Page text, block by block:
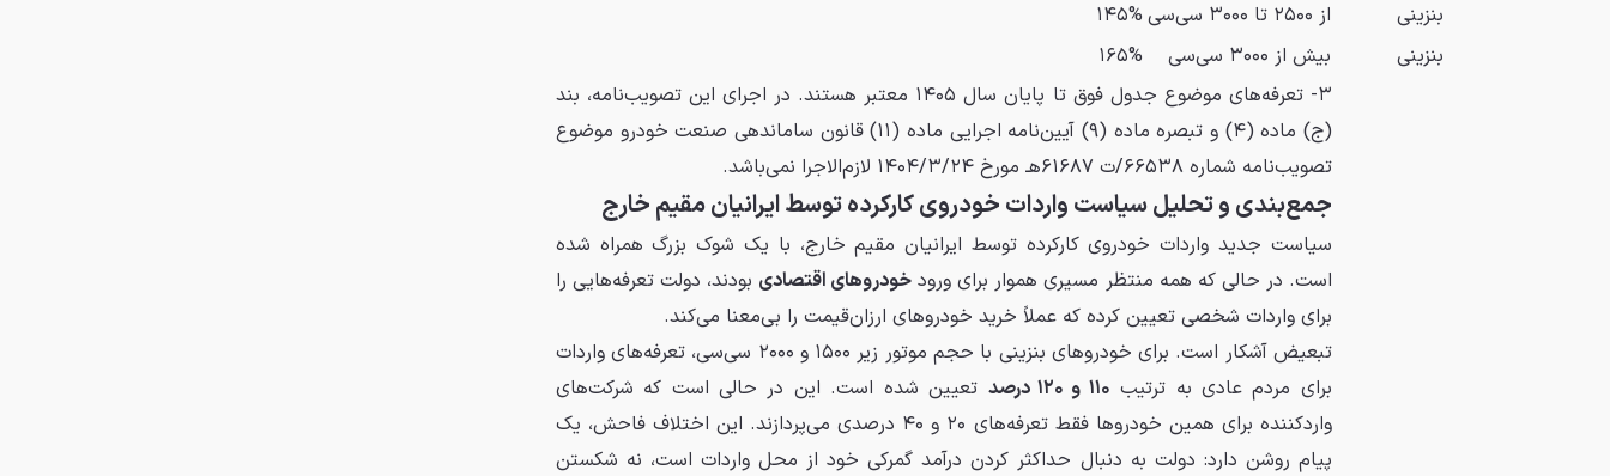
بنزینی
از ۲۵۰۰ تا ۳۰۰۰ سی‌سی
۱۴۵%
بنزینی
بیش از ۳۰۰۰ سی‌سی
۱۶۵%
۳- تعرفه‌های موضوع جدول فوق تا پایان سال ۱۴۰۵ معتبر هستند. در اجرای این تصویب‌نامه، بند
(ج) ماده (۴) و تبصره ماده (۹) آیین‌نامه اجرایی ماده (۱۱) قانون ساماندهی صنعت خودرو موضوع
تصویب‌نامه شماره ۶۶۵۳۸/ت ۶۱۶۸۷هـ مورخ ۱۴۰۴/۳/۲۴ لازم‌الاجرا نمی‌باشد.
جمع‌بندی و تحلیل سیاست واردات خودروی کارکرده توسط ایرانیان مقیم خارج
سیاست جدید واردات خودروی کارکرده توسط ایرانیان مقیم خارج، با یک شوک بزرگ همراه شده
است. در حالی که همه منتظر مسیری هموار برای ورود خودروهای اقتصادی بودند، دولت تعرفه‌هایی را
برای واردات شخصی تعیین کرده که عملاً خرید خودروهای ارزان‌قیمت را بی‌معنا می‌کند.
تبعیض آشکار است. برای خودروهای بنزینی با حجم موتور زیر ۱۵۰۰ و ۲۰۰۰ سی‌سی، تعرفه‌های واردات
برای مردم عادی به ترتیب ۱۱۰ و ۱۲۰ درصد
تعیین شده است. این در حالی است که شرکت‌های
واردکننده برای همین خودروها فقط تعرفه‌های ۲۰ و ۴۰ درصدی می‌پردازند. این اختلاف فاحش، یک
پیام روشن دارد: دولت به دنبال حداکثر کردن درآمد گمرکی خود از محل واردات است، نه شکستن